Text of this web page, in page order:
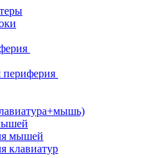
мышей
клавиатур